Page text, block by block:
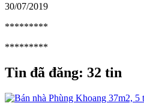
30/07/2019
*********
*********
Tin đã đăng: 32 tin